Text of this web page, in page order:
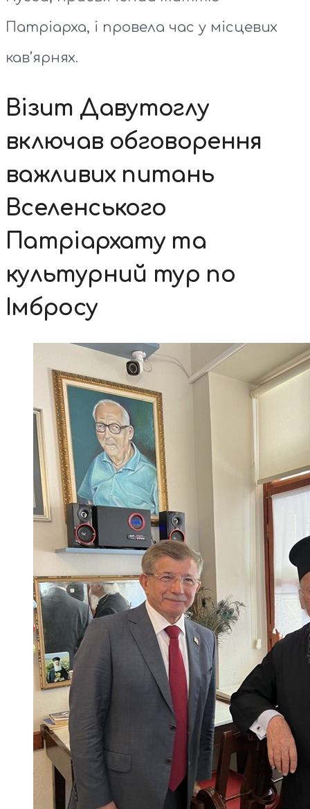
Патріарха, і провела час у місцевих
кав’ярнях.
Візит Давутоглу
включав обговорення
важливих питань
Вселенського
Патріархату та
культурний тур по
Імбросу